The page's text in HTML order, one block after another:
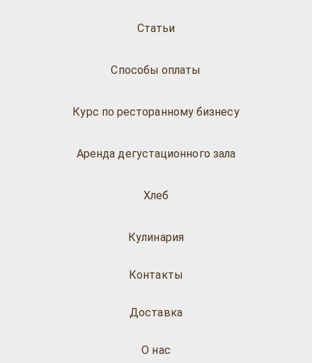
Статьи
Способы оплаты
Курс по ресторанному бизнесу
Аренда дегустационного зала
Хлеб
Кулинария
О нас
Доставка
Контакты